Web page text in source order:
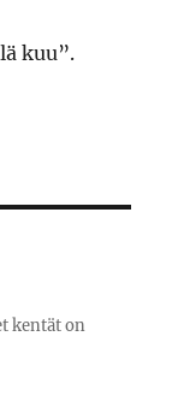
kuu”.
kentät on